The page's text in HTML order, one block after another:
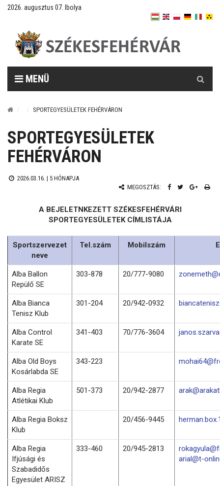
2026. augusztus 07. Ibolya
MENÜ
SPORTEGYESÜLETEK FEHÉRVÁRON
SPORTEGYESÜLETEK
FEHÉRVÁRON
2026.03.16. | 5 HÓNAPJA
MEGOSZTÁS:
A BEJELETNKEZETT SZÉKESFEHÉRVÁRI
SPORTEGYESÜLETEK CÍMLISTÁJA
Sportszervezet
neve
Tel.szám Mobilszám
Alba Ballon
Repülő SE
303-878 20/777-9080
Alba Bianca
Tenisz Klub
301-204 20/942-0932
Alba Control
Karate SE
341-403 70/776-3604
Alba Old Boys
Kosárlabda SE
343-223
Alba Regia
Atlétikai Klub
501-373 20/942-2877
Alba Regia Boksz
Klub
20/456-9445
Alba Regia
Ifjúsági és
Szabadidős
Egyesület ARISZ
333-460 20/945-2813
arial@t-